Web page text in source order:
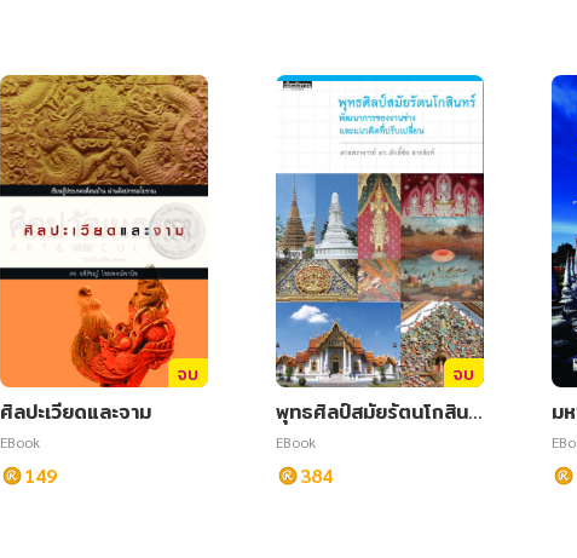
สังคม วัฒนธรรม การปกครอง ศาสนาและปรัชญา
สังคม วัฒนธรรม การปกครอง ศาสนาและปรัชญา
จบ
ศิลปะเวียดและจาม
EBook
149
จบ
พุทธศิลป์สมัยรัตนโกสินท
ร์ : พัฒนาการของงานช่า
งและแนวคิดที่ปรับเปลี่ยน
EBook
384
ม